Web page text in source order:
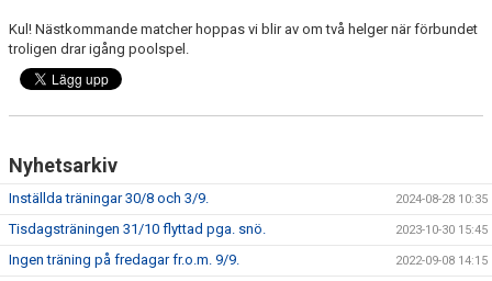
Kul! Nästkommande matcher hoppas vi blir av om två helger när förbundet
troligen drar igång poolspel.
Nyhetsarkiv
Inställda träningar 30/8 och 3/9. 2024-08-28 10:35
Tisdagsträningen 31/10 flyttad pga. snö. 2023-10-30 15:45
Ingen träning på fredagar fr.o.m. 9/9. 2022-09-08 14:15